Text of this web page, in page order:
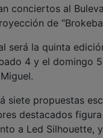
conciertos al
de
será la quinta
4 y el domingo
siete propuestas
destacados
a Led Silhouette,